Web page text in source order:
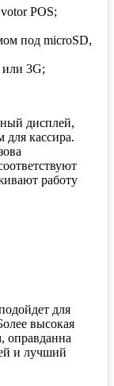
POS;
под microSD,
3G;
дисплей,
кассира.
работу
для
высокая
оправданна
и лучший